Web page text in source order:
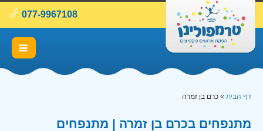
077-9967108
דף הבית » כרם בן זמרה
מתנפחים בכרם בן זמרה | מתנפחים